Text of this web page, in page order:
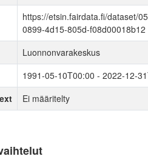
https://etsin.fairdata.fi/dataset/
0899-4d15-805d-f08d00018b12
Luonnonvarakeskus
1991-05-10T00:00 - 2022-12-
Ei määritelty